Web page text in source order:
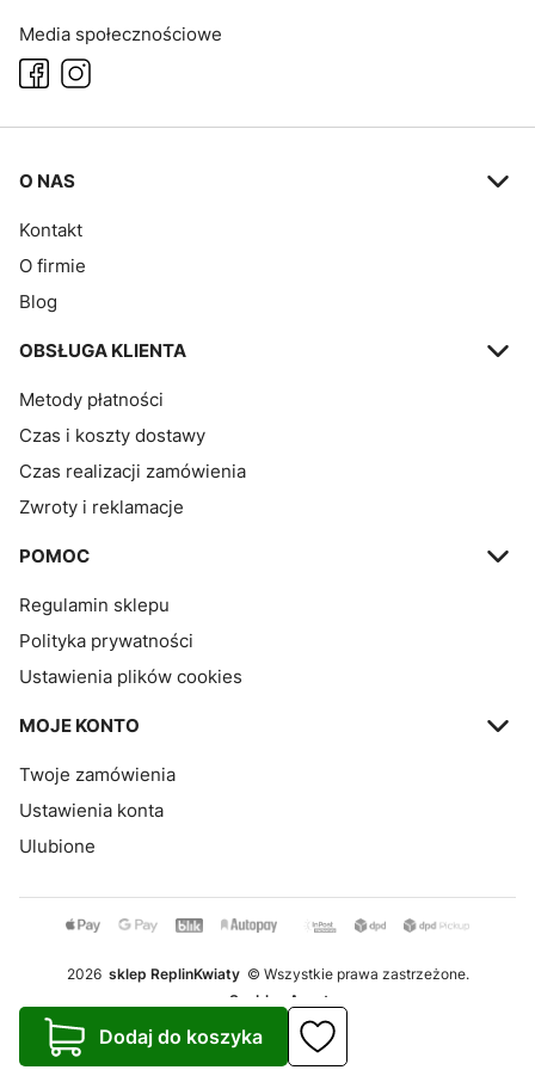
Media społecznościowe
Linki w stopce
O NAS
Kontakt
O firmie
Blog
OBSŁUGA KLIENTA
Metody płatności
Czas i koszty dostawy
Czas realizacji zamówienia
Zwroty i reklamacje
POMOC
Regulamin sklepu
Polityka prywatności
Ustawienia plików cookies
MOJE KONTO
Twoje zamówienia
Ustawienia konta
Ulubione
2026 sklep ReplinKwiaty © Wszystkie prawa zastrzeżone.
Szablon Avant
Realizacja:Increo Studio
Dodaj do koszyka